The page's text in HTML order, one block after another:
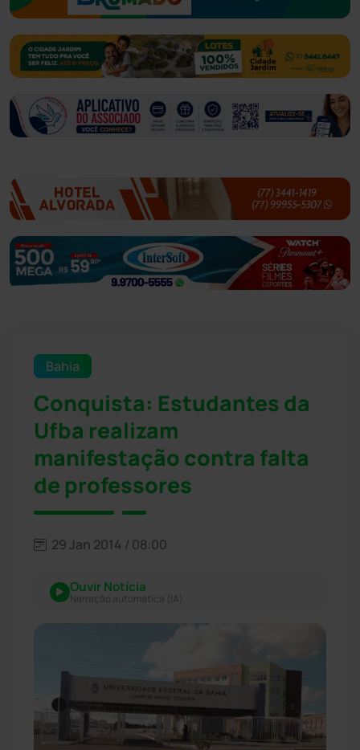
Bahia
Conquista: Estudantes da
Ufba realizam
manifestação contra falta
de professores
29 Jan 2014 / 08:00
Ouvir Notícia
Narração automática (IA)